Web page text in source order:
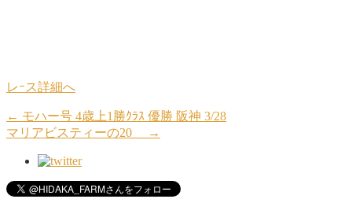
レｰス詳細へ
← モハー号 4歳上1勝ｸﾗｽ 優勝 阪神 3/28
マリアビスティーの20
→